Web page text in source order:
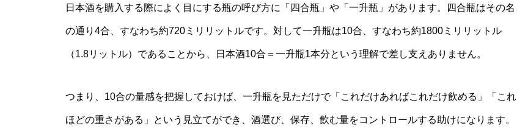
日本酒を購入する際によく目にする瓶の呼び方に「四合瓶」や「一升瓶」があります。四合瓶はその名
の通り4合、すなわち約720ミリリットルです。対して一升瓶は10合、すなわち約1800ミリリットル
（1.8リットル）であることから、日本酒10合＝一升瓶1本分という理解で差し支えありません。
つまり、10合の量感を把握しておけば、一升瓶を見ただけで「これだけあればこれだけ飲める」「これ
ほどの重さがある」という見立てができ、酒選び、保存、飲む量をコントロールする助けになります。